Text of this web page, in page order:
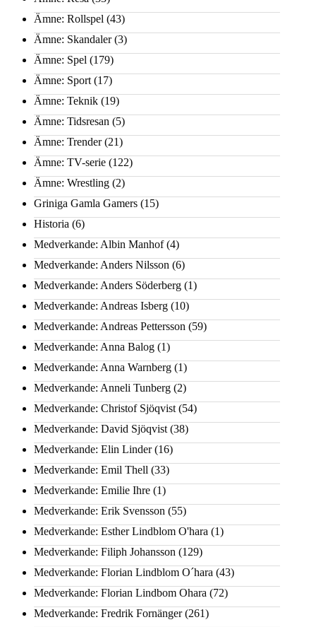
Ämne: Rollspel (43)
Ämne: Skandaler(3)
Ämne: Spel (179)
Ämne: Sport (17)
Ämne: Teknik (19)
Ämne: Tidsresan (5)
Ämne: Trender(21)
Ämne: TV-serie (122)
Ämne: Wrestling (2)
Griniga Gamla Gamers (15)
Historia (6)
Medverkande: Albin Manhof(4)
Medverkande: Anders Nilsson (6)
Medverkande: Anders Söderberg (1)
Medverkande: Andreas Isberg (10)
Medverkande: Andreas Pettersson (59)
Medverkande: Anna Balog (1)
Medverkande: Anna Warnberg (1)
Medverkande: Anneli Tunberg (2)
Medverkande: Christof Sjöqvist (54)
Medverkande: David Sjöqvist (38)
Medverkande: Elin Linder(16)
Medverkande: Emil Thell (33)
Medverkande: Emilie Ihre (1)
Medverkande: Erik Svensson (55)
Medverkande: Esther Lindblom O'hara (1)
Medverkande: Filiph Johansson (129)
Medverkande: Florian Lindblom O´hara (43)
Medverkande: Florian Lindbom Ohara (72)
Medverkande: Fredrik Fornänger(261)